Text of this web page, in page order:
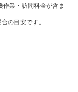
業・訪問料金が含ま
の目安です。